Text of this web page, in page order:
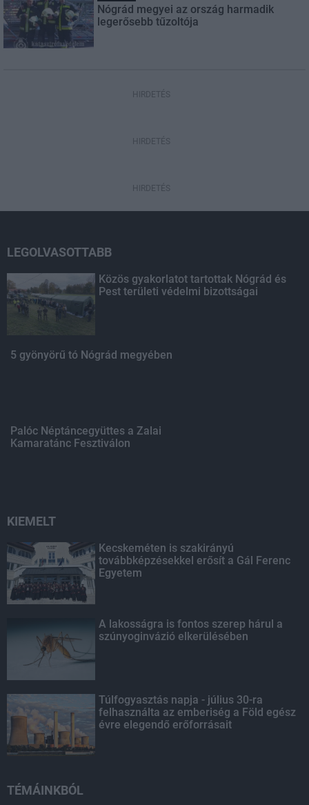
Nógrád megyei az ország harmadik
legerősebb tűzoltója
HIRDETÉS
HIRDETÉS
HIRDETÉS
LEGOLVASOTTABB
Közös gyakorlatot tartottak Nógrád és
Pest területi védelmi bizottságai
5 gyönyörű tó Nógrád megyében
Palóc Néptáncegyüttes a Zalai
Kamaratánc Fesztiválon
KIEMELT
Kecskeméten is szakirányú
továbbképzésekkel erősít a Gál Ferenc
Egyetem
A lakosságra is fontos szerep hárul a
szúnyoginvázió elkerülésében
Túlfogyasztás napja - július 30-ra
felhasználta az emberiség a Föld egész
évre elegendő erőforrásait
TÉMÁINKBÓL